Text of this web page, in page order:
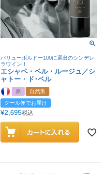
バリューボルドー100に選出のシンデレ
ラワイン！
エシャペ・ベル・ルージュ／シ
ャトー・ド･ベル
赤
自然派
クール便でお届け
¥2,695税込